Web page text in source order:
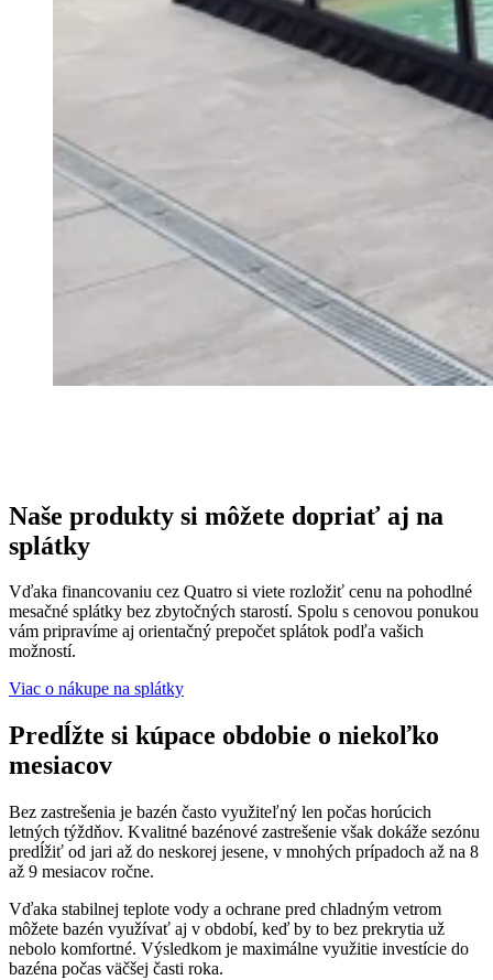
Naše produkty si môžete dopriať aj na
splátky
Vďaka financovaniu cez Quatro si viete rozložiť cenu na pohodlné
mesačné splátky bez zbytočných starostí. Spolu s cenovou ponukou
vám pripravíme aj orientačný prepočet splátok podľa vašich
možností.
Viac o nákupe na splátky
Predĺžte si kúpace obdobie o niekoľko
mesiacov
Bez zastrešenia je bazén často využiteľný len počas horúcich
letných týždňov. Kvalitné bazénové zastrešenie však dokáže sezónu
predĺžiť od jari až do neskorej jesene, v mnohých prípadoch až na 8
až 9 mesiacov ročne.
Vďaka stabilnej teplote vody a ochrane pred chladným vetrom
môžete bazén využívať aj v období, keď by to bez prekrytia už
nebolo komfortné. Výsledkom je maximálne využitie investície do
bazéna počas väčšej časti roka.